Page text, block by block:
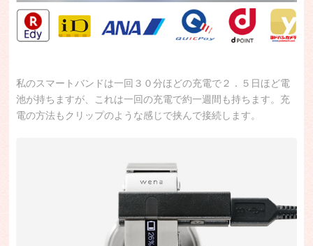
私のスマートバンドは一回３０分ほどの充電で２．５日ほど電
池が持ちますが、これは一回の充電で約一週間も持ちます。充
電の方法もクリップのような感じで挟んで接続します。